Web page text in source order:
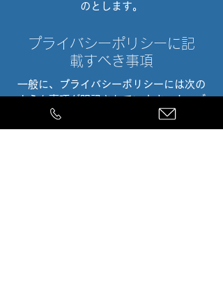
のとします。
プライバシーポリシーに記
載すべき事項
一般に、プライバシーポリシーには次の
ような事項が明記されています：ウェブ
サイトが収集する情報の種類とその収集
方法、ウェブサイトがこの種の情報を収